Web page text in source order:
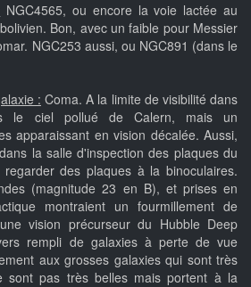
NGC4565, ou encore la voie lactée au
Bon, avec un faible pour Messier
NGC253 aussi, ou NGC891 (dans le
: Coma. A la limite de visibilité dans
le ciel pollué de Calern, mais un
apparaissant en vision décalée. Aussi,
la salle d'inspection des plaques du
des plaques à la binoculaires.
(magnitude 23 en B), et prises en
montraient un fourmillement de
vision précurseur du Hubble Deep
rempli de galaxies à perte de vue
aux grosses galaxies qui sont très
sont pas très belles mais portent à la